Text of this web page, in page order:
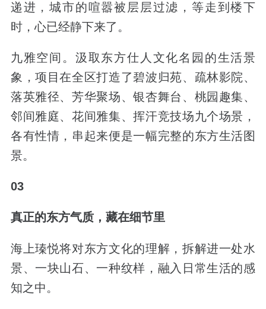
递进，城市的喧嚣被层层过滤，等走到楼下
时，心已经静下来了。
九雅空间。 汲取东方仕人文化名园的生活景
象，项目在全区打造了碧波归苑、疏林影院、
落英雅径、芳华聚场、银杏舞台、桃园趣集、
邻间雅庭、花间雅集、挥汗竞技场九个场景，
各有性情，串起来便是一幅完整的东方生活图
景。
03
真正的东方气质，藏在细节里
海上瑧悦将对东方文化的理解，拆解进一处水
景、一块山石、一种纹样，融入日常生活的感
知之中。